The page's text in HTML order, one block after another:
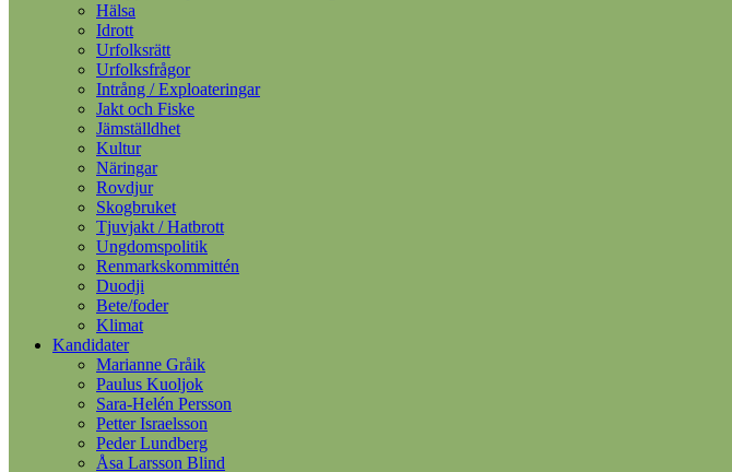
Hälsa
Idrott
Urfolksrätt
Urfolksfrågor
Intrång / Exploateringar
Jakt och Fiske
Jämställdhet
Kultur
Näringar
Rovdjur
Skogbruket
Tjuvjakt / Hatbrott
Ungdomspolitik
Renmarkskommittén
Duodji
Bete/foder
Klimat
Kandidater
Marianne Gråik
Paulus Kuoljok
Sara-Helén Persson
Petter Israelsson
Peder Lundberg
Åsa Larsson Blind